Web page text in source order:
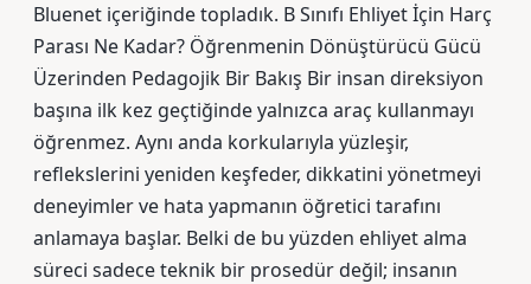
Bluenet içeriğinde topladık. B Sınıfı Ehliyet İçin Harç
Parası Ne Kadar? Öğrenmenin Dönüştürücü Gücü
Üzerinden Pedagojik Bir Bakış Bir insan direksiyon
başına ilk kez geçtiğinde yalnızca araç kullanmayı
öğrenmez. Aynı anda korkularıyla yüzleşir,
reflekslerini yeniden keşfeder, dikkatini yönetmeyi
deneyimler ve hata yapmanın öğretici tarafını
anlamaya başlar. Belki de bu yüzden ehliyet alma
süreci sadece teknik bir prosedür değil; insanın